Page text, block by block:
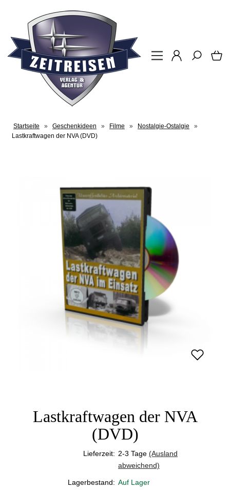
Startseite » Geschenkideen » Filme » Nostalgie-Ostalgie
»
Lastkraftwagen der NVA (DVD)
Lastkraftwagen der NVA
(DVD)
Lieferzeit: 2-3 Tage (Ausland
abweichend)
Lagerbestand: Auf Lager